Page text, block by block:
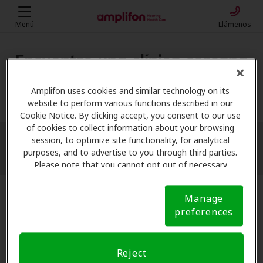
Amplifon uses cookies and similar technology on its
website to perform various functions described in our
Cookie Notice. By clicking accept, you consent to our use
of cookies to collect information about your browsing
session, to optimize site functionality, for analytical
purposes, and to advertise to you through third parties.
Please note that you cannot opt out of necessary
Notice (link here below). If you are using an opt-out
preference signal, we will honor that signal. Cookie
Manage
preferences
Reject
Menú Llámenos
Encuentre una clínica cercana
Mi ubicación
More filters